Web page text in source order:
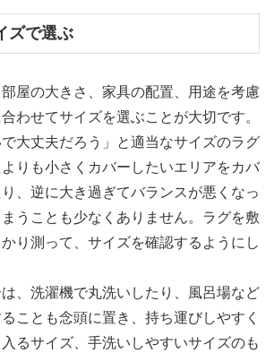
ズで選ぶ
屋の大きさ、家具の配置、用途を考慮
わせてサイズを選ぶことが大切です。
で大丈夫だろう」と適当なサイズのラグ
りも小さくカバーしたいエリアをカバ
、逆に大き過ぎてバランスが悪くなっ
うことも少なくありません。ラグを敷
り測って、サイズを確認するようにし
、洗濯機で丸洗いしたり、風呂場など
ことも念頭に置き、持ち運びしやすく
るサイズ、手洗いしやすいサイズのも